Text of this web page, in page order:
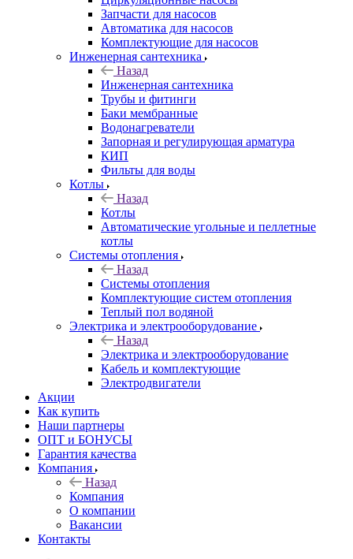
Запчасти для насосов
Автоматика для насосов
Комплектующие для насосов
Инженерная сантехника
Назад
Инженерная сантехника
Трубы и фитинги
Баки мембранные
Водонагреватели
Запорная и регулирующая арматура
КИП
Фильты для воды
Котлы
Назад
Котлы
Автоматические угольные и пеллетные
котлы
Системы отопления
Назад
Системы отопления
Комплектующие систем отопления
Теплый пол водяной
Электрика и электрооборудование
Назад
Электрика и электрооборудование
Кабель и комплектующие
Электродвигатели
Акции
Как купить
Наши партнеры
ОПТ и БОНУСЫ
Гарантия качества
Компания
Назад
Компания
О компании
Вакансии
Контакты